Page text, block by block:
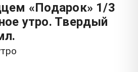
«Подарок» 1/3
утро. Твердый